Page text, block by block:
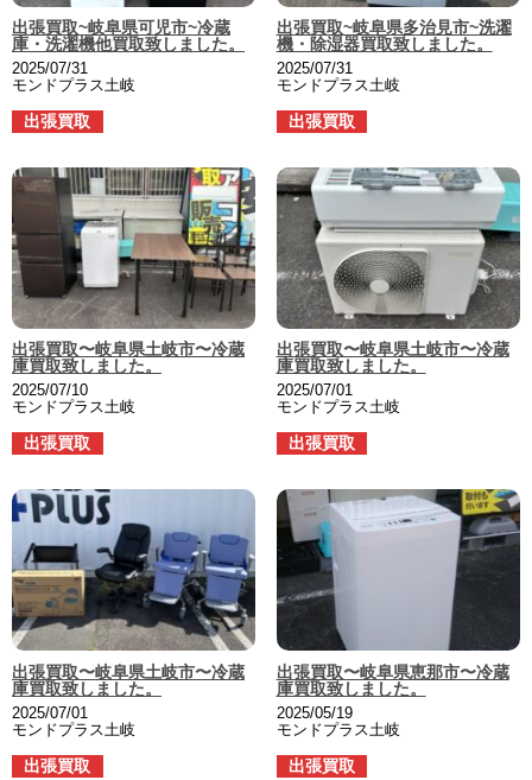
出張買取~岐阜県可児市~冷蔵
庫・洗濯機他買取致しました。
2025/07/31
モンドプラス土岐
出張買取
出張買取~岐阜県多治見市~洗濯
機・除湿器買取致しました。
2025/07/31
モンドプラス土岐
出張買取
出張買取〜岐阜県土岐市〜冷蔵
庫買取致しました。
2025/07/10
モンドプラス土岐
出張買取
出張買取〜岐阜県土岐市〜冷蔵
庫買取致しました。
2025/07/01
モンドプラス土岐
出張買取
出張買取〜岐阜県土岐市〜冷蔵
庫買取致しました。
2025/07/01
モンドプラス土岐
出張買取
出張買取〜岐阜県恵那市〜冷蔵
庫買取致しました。
2025/05/19
モンドプラス土岐
出張買取